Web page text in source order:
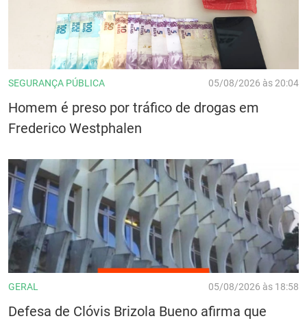
SEGURANÇA PÚBLICA 05/08/2026 às 20:04
Homem é preso por tráfico de drogas em
Frederico Westphalen
GERAL 05/08/2026 às 18:58
Defesa de Clóvis Brizola Bueno afirma que